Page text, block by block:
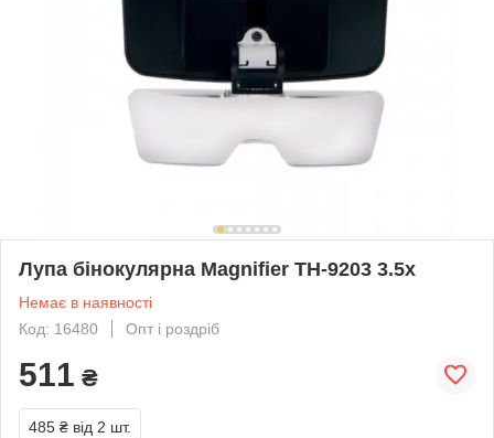
Лупа бінокулярна Magnifier TH-9203 3.5x
Немає в наявності
Код: 16480
Опт і роздріб
511 ₴
485 ₴ від 2 шт.